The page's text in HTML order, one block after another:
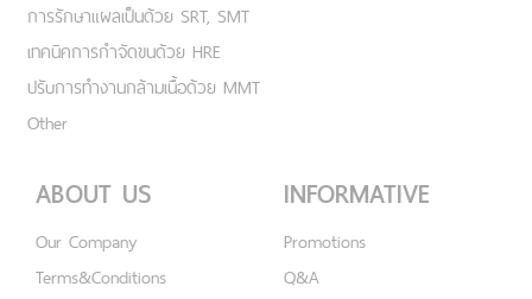
การรักษาแผลเป็นด้วย SRT, SMT
เทคนิคการกำจัดขนด้วย HRE
ปรับการทำงานกล้ามเนื้อด้วย MMT
Other
ABOUT US
Our Company
Terms&Conditions
INFORMATIVE
Promotions
Q&A